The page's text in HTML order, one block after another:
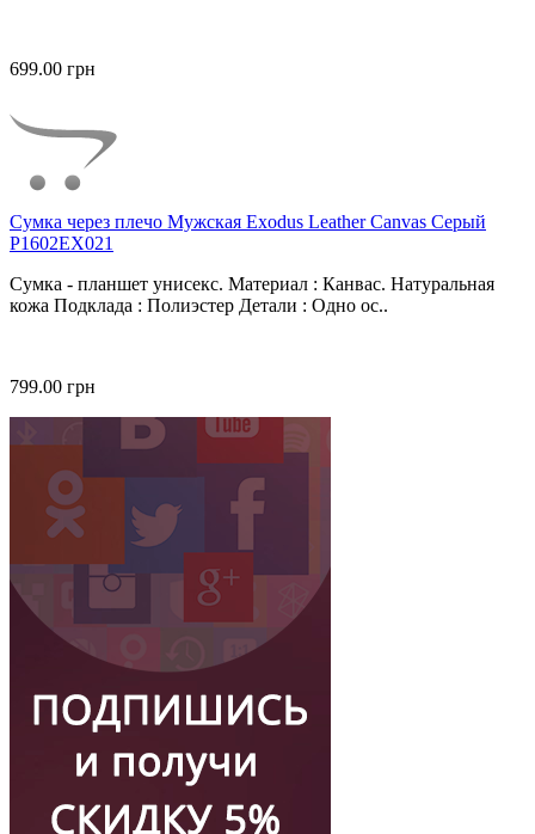
699.00 грн
Сумка через плечо Мужская Exodus Leather Canvas Серый
P1602EX021
Сумка - планшет унисекс. Материал : Канвас. Натуральная
кожа Подклада : Полиэстер Детали : Одно ос..
799.00 грн